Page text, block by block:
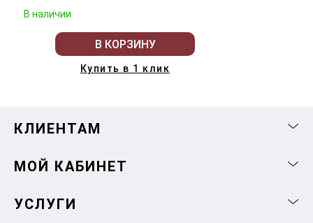
В наличии
В КОРЗИНУ
Купить в 1 клик
КЛИЕНТАМ
МОЙ КАБИНЕТ
УСЛУГИ